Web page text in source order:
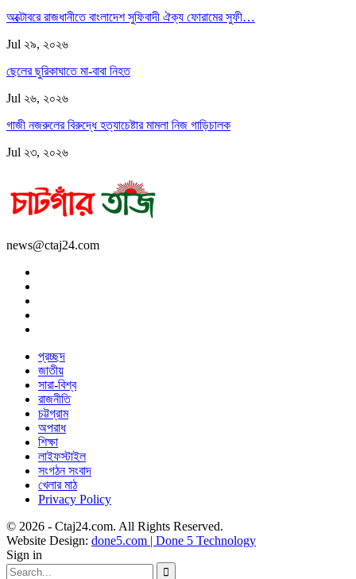
অক্টোবরে রাজধানীতে বাংলাদেশ সুফিবাদী ঐক্য ফোরামের সুফী…
Jul ২৯, ২০২৬
ছেলের ছুরিকাঘাতে মা-বাবা নিহত
Jul ২৬, ২০২৬
গাজী নজরুলের বিরুদ্ধে হত্যাচেষ্টার মামলা নিজ গাড়িচালক
Jul ২৩, ২০২৬
news@ctaj24.com
প্রচ্ছদ
জাতীয়
সারা-বিশ্ব
রাজনীতি
চট্টগ্রাম
অপরাধ
শিক্ষা
লাইফস্টাইল
সংগঠন সংবাদ
খেলার মাঠ
Privacy Policy
© 2026 - Ctaj24.com. All Rights Reserved.
Website Design: done5.com | Done 5 Technology
Sign in